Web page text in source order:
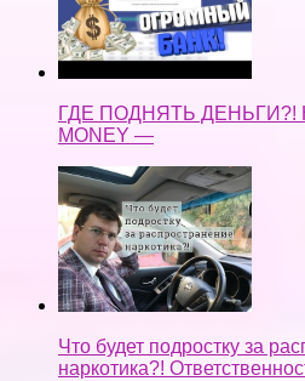
ГДЕ ПОДНЯТЬ ДЕНЬГИ?!
MONEY —
Что будет подростку за
наркотика?!